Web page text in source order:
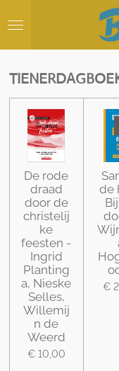
direct
hoofdinhoud
De rode
draad
door de
christelij
ke
feesten -
Ingrid
Planting
a, Nieske
Selles,
Willemij
n de
Weerd
€ 10,00
de
€